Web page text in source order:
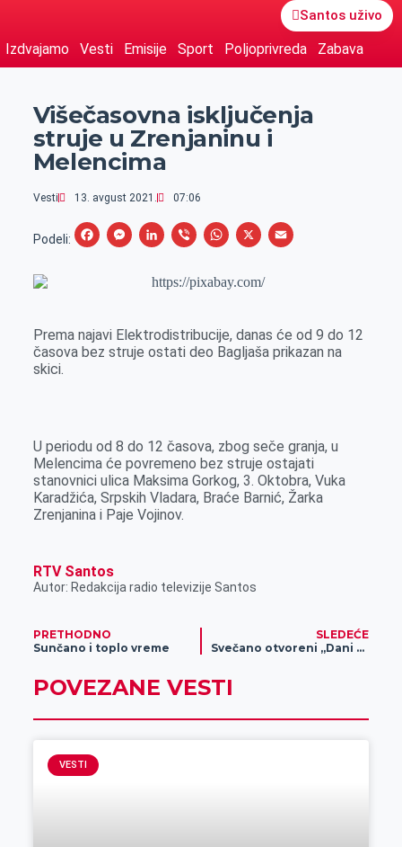
Santos uživo
Izdvajamo Vesti Emisije Sport Poljoprivreda Zabava
Višečasovna isključenja
struje u Zrenjaninu i
Melencima
Vesti 13. avgust 2021. 07:06
Podeli:
F
b
o
M
e
n
L
n
e
d
V
b
r
W
a
s
A
X
E
l
Prema najavi Elektrodistribucije, danas će od 9 do 12
časova bez struje ostati deo Bagljaša prikazan na
skici.
U periodu od 8 do 12 časova, zbog seče granja, u
Melencima će povremeno bez struje ostajati
stanovnici ulica Maksima Gorkog, 3. Oktobra, Vuka
Karadžića, Srpskih Vladara, Braće Barnić, Žarka
Zrenjanina i Paje Vojinov.
RTV Santos
Autor: Redakcija radio televizije Santos
PRETHODNO
Sunčano i toplo vreme
SLEDEĆE
Svečano otvoreni „Dani porodice“
POVEZANE VESTI
VESTI